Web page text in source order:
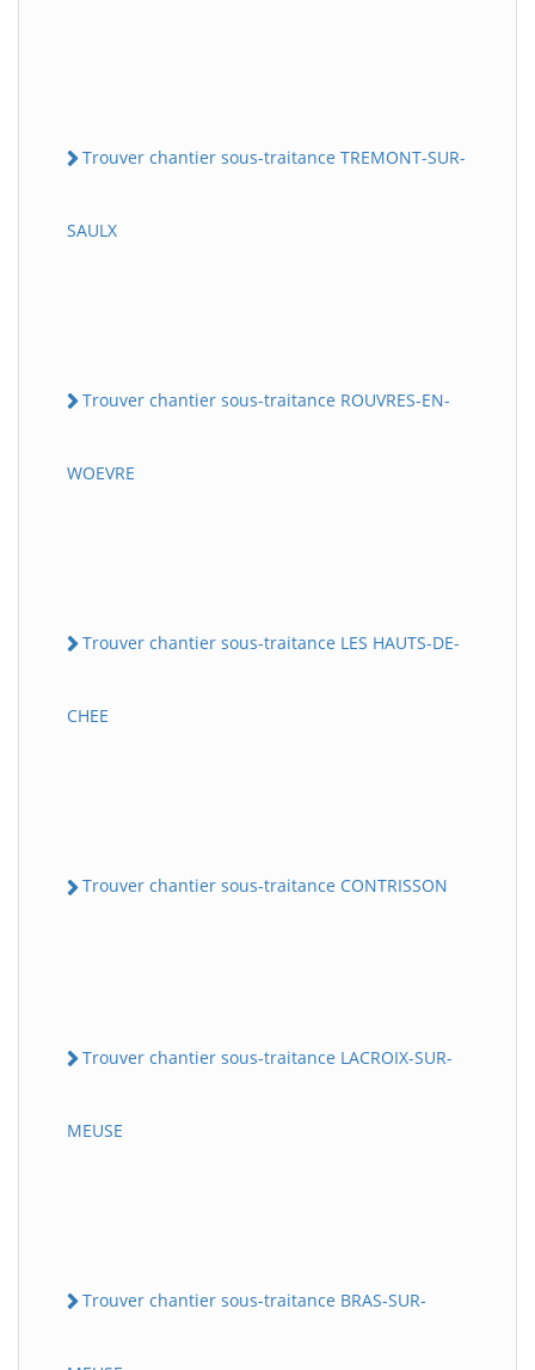
Trouver chantier sous-traitance TREMONT-SUR-
SAULX
Trouver chantier sous-traitance ROUVRES-EN-
WOEVRE
Trouver chantier sous-traitance LES HAUTS-DE-
CHEE
Trouver chantier sous-traitance CONTRISSON
Trouver chantier sous-traitance LACROIX-SUR-
MEUSE
Trouver chantier sous-traitance BRAS-SUR-